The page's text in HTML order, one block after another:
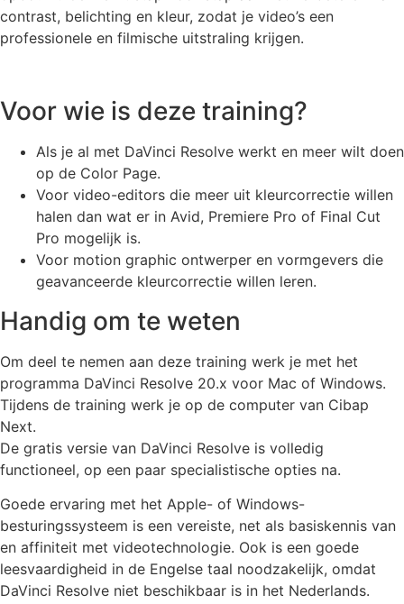
contrast, belichting en kleur, zodat je video’s een
professionele en filmische uitstraling krijgen.
Voor wie is deze training?
Als je al met DaVinci Resolve werkt en meer wilt doen
op de Color Page.
Voor video-editors die meer uit kleurcorrectie willen
halen dan wat er in Avid, Premiere Pro of Final Cut
Pro mogelijk is.
Voor motion graphic ontwerper en vormgevers die
geavanceerde kleurcorrectie willen leren.
Handig om te weten
Om deel te nemen aan deze training werk je met het
programma DaVinci Resolve 20.x voor Mac of Windows.
Tijdens de training werk je op de computer van Cibap
Next.
De gratis versie van DaVinci Resolve is volledig
functioneel, op een paar specialistische opties na.
Goede ervaring met het Apple- of Windows-
besturingssysteem is een vereiste, net als basiskennis van
en affiniteit met videotechnologie. Ook is een goede
leesvaardigheid in de Engelse taal noodzakelijk, omdat
DaVinci Resolve niet beschikbaar is in het Nederlands.